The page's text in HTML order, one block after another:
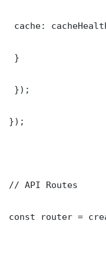
cache:
}
});
});
// API Routes
const router =